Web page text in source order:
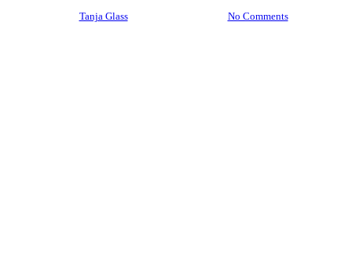
Tanja Glass No Comments